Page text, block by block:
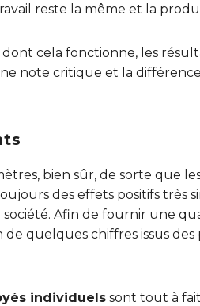
reste la même et la
cela fonctionne, les
note critique et la
bien sûr, de sorte que
des effets positifs très
Afin de fournir une
quelques chiffres issus
individuels sont tout à